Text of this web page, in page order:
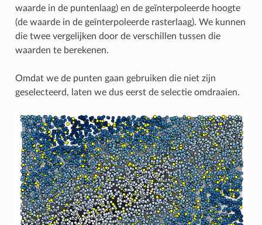
waarde in de puntenlaag) en de geïnterpoleerde hoogte
(de waarde in de geïnterpoleerde rasterlaag). We kunnen
die twee vergelijken door de verschillen tussen die
waarden te berekenen.
Omdat we de punten gaan gebruiken die niet zijn
geselecteerd, laten we dus eerst de selectie omdraaien.